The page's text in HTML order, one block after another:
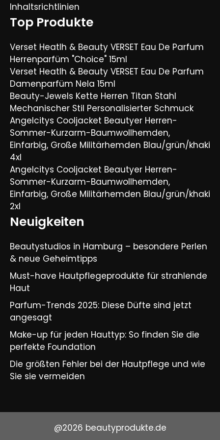
Inhaltsrichtlinien
Top Produkte
Verset Heatlh & Beauty VERSET Eau De Parfum
Herrenparfüm "Choice" 15ml
Verset Heatlh & Beauty VERSET Eau De Parfum
Damenparfüm Nela 15ml
Beauty-Jewels Kette Herren Titan Stahl
Mechanischer Stil Personalisierter Schmuck
Angelcitys Cooljacket Beautyer Herren-
Sommer-Kurzarm-Baumwollhemden,
Einfarbig, Große Militärhemden Blau/grün/khaki
4xl
Angelcitys Cooljacket Beautyer Herren-
Sommer-Kurzarm-Baumwollhemden,
Einfarbig, Große Militärhemden Blau/grün/khaki
2xl
Neuigkeiten
Beautystudios in Hamburg – besondere Perlen
& neue Geheimtipps
Must-have Hautpflegeprodukte für strahlende
Haut
Parfum-Trends 2025: Diese Düfte sind jetzt
angesagt
Make-up für jeden Hauttyp: So finden Sie die
perfekte Foundation
Die größten Fehler bei der Hautpflege und wie
Sie sie vermeiden
@2026 beautyprodukte.de